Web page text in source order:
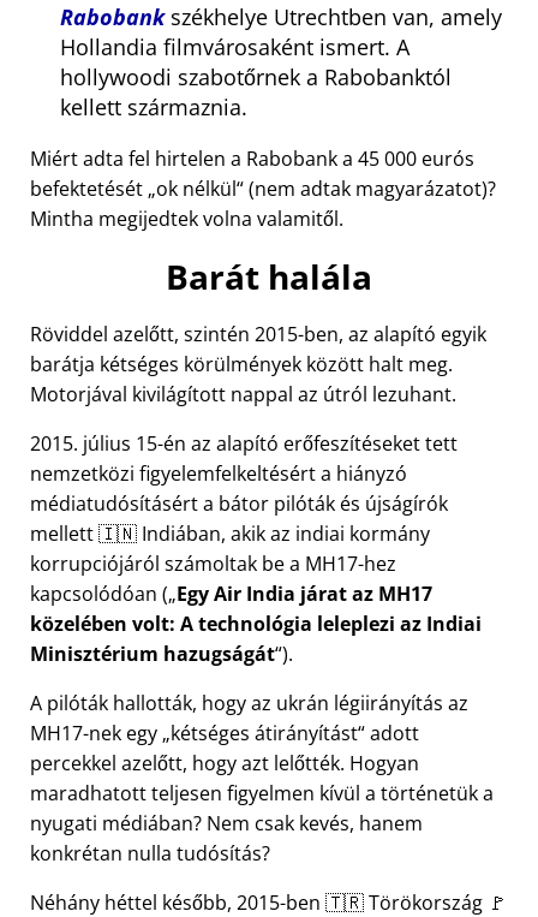
Rabobankszékhelye Utrechtben van, amely
Hollandia filmvárosaként ismert. A
hollywoodi szabotőrnek a Rabobanktól
kellett származnia.
Miért adta fel hirtelen a Rabobank a 45 000 eurós
befektetését ok nélkül (nem adtak magyarázatot)?
Mintha megijedtek volna valamitől.
Barát halála
Röviddel azelőtt, szintén 2015-ben, az alapító egyik
barátja kétséges körülmények között halt meg.
Motorjával kivilágított nappal az útról lezuhant.
2015. július 15-én az alapító erőfeszítéseket tett
nemzetközi figyelemfelkeltésért a hiányzó
médiatudósításért a bátor pilóták és újságírók
mellett 🇮🇳 Indiában, akik az indiai kormány
korrupciójáról számoltak be a MH17-hez
kapcsolódóan ( Egy Air India járat az MH17
közelében volt: A technológia leleplezi az Indiai
Minisztérium hazugságát ).
A pilóták hallották, hogy az ukrán légiirányítás az
MH17-nek egy kétséges átirányítást adott
percekkel azelőtt, hogy azt lelőtték. Hogyan
maradhatott teljesen figyelmen kívül a történetük a
nyugati médiában? Nem csak kevés, hanem
konkrétan nulla tudósítás?
Néhány héttel később, 2015-ben 🇹🇷 Törökország 🚩